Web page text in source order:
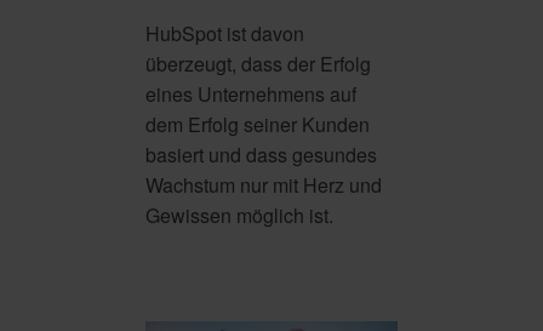
HubSpot ist davon
überzeugt, dass der Erfolg
eines Unternehmens auf
dem Erfolg seiner Kunden
basiert und dass gesundes
Wachstum nur mit Herz und
Gewissen möglich ist.